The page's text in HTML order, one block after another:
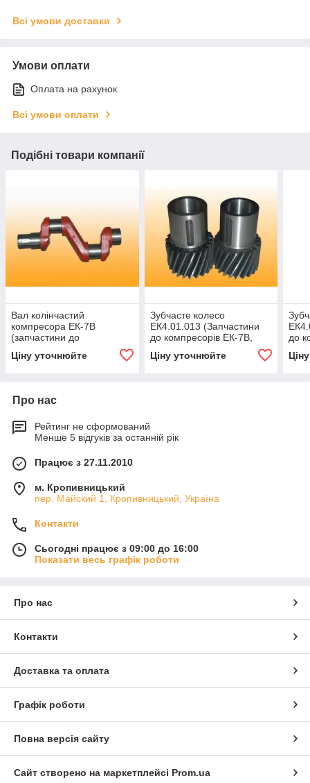
Всі умови доставки
Умови оплати
Оплата на рахунок
Всі умови оплати
Подібні товари компанії
Вал колінчастий
компресора ЕК-7В
(запчастини до
компресорів ЕК-7в, ЕК-4М,
ВВ-0.8)
Ціну уточнюйте
Зубчасте колесо
ЕК4.01.013 (Запчастини
до компресорів ЕК-7В,
Ціну уточнюйте
до
Про нас
Рейтинг не сформований
Менше 5 відгуків за останній рік
Працює з 27.11.2010
м. Кропивницький
пер. Майский 1, Кропивницький, Україна
Контакти
Сьогодні працює з 09:00 до 16:00
Показати весь графік роботи
Про нас
Контакти
Доставка та оплата
Графік роботи
Повна версія сайту
Сайт створено на маркетплейсі Prom.ua